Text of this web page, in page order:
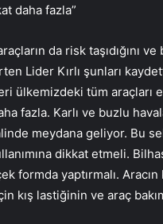
daha fazla”
da risk taşıdığını
Lider Kırlı şunları
ülkemizdeki tüm araçları
fazla. Karlı ve buzlu
meydana geliyor. Bu
dikkat etmeli.
formda yaptırmalı.
kış lastiğinin ve araç